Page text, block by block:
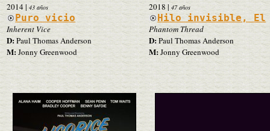
2014| 43 años
Puro vicio
Inherent Vice
D:Paul Thomas Anderson
M: Jonny Greenwood
2018 | 47 años
Hilo invisible, El
Phantom Thread
D:Paul Thomas Anderson
M:Jonny Greenwood